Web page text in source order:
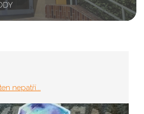
nepatří...